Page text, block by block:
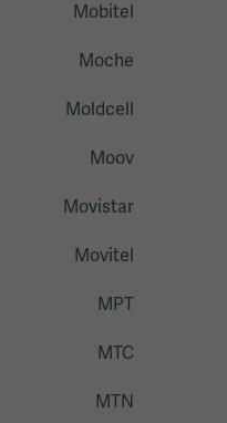
Mobitel
Moche
Moldcell
Moov
Movistar
Movitel
MPT
MTC
MTN